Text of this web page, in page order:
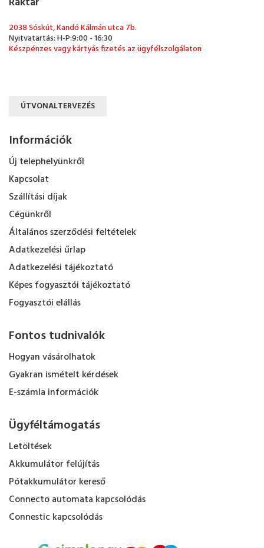
2038 Sóskút, Kandó Kálmán utca 7b.
Nyitvatartás: H-P:9:00 - 16:30
Készpénzes vagy kártyás fizetés az ügyfélszolgálaton
ÚTVONALTERVEZÉS
Információk
Új telephelyünkről
Kapcsolat
Szállítási díjak
Cégünkről
Általános szerződési feltételek
Adatkezelési űrlap
Adatkezelési tájékoztató
Képes fogyasztói tájékoztató
Fogyasztói elállás
Fontos tudnivalók
Hogyan vásárolhatok
Gyakran ismételt kérdések
E-számla információk
Ügyféltámogatás
Letöltések
Akkumulátor felújítás
Pótakkumulátor kereső
Connecto automata kapcsolódás
Connestic kapcsolódás